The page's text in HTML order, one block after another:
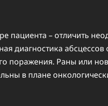
пациента – отличить
диагностика абсцессов
поражения. Раны или
в плане